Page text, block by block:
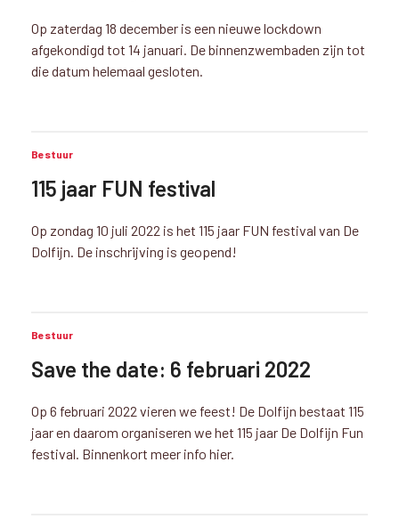
Op zaterdag 18 december is een nieuwe lockdown
afgekondigd tot 14 januari. De binnenzwembaden zijn tot
die datum helemaal gesloten.
Bestuur
115 jaar FUN festival
Op zondag 10 juli 2022 is het 115 jaar FUN festival van De
Dolfijn. De inschrijving is geopend!
Bestuur
Save the date: 6 februari 2022
Op 6 februari 2022 vieren we feest! De Dolfijn bestaat 115
jaar en daarom organiseren we het 115 jaar De Dolfijn Fun
festival. Binnenkort meer info hier.